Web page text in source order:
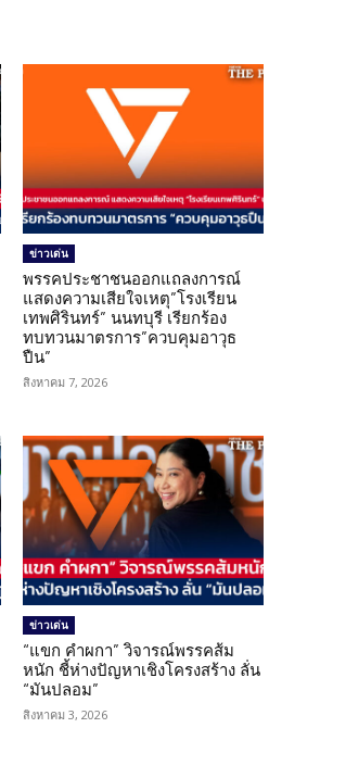
ข่าวเด่น
พรรคประชาชนออกแถลงการณ์
แสดงความเสียใจเหตุ”โรงเรียน
เทพศิรินทร์” นนทบุรี เรียกร้อง
ทบทวนมาตรการ”ควบคุมอาวุธ
ปืน”
สิงหาคม 7, 2026
ข่าวเด่น
“แขก คำผกา” วิจารณ์พรรคส้ม
หนัก ชี้ห่างปัญหาเชิงโครงสร้าง ลั่น
“มันปลอม”
สิงหาคม 3, 2026